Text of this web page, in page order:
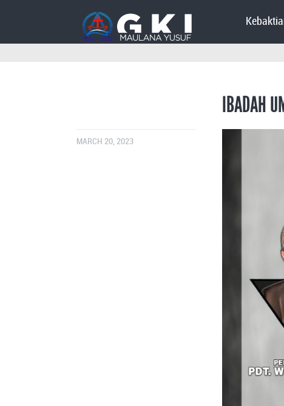
IBADAH
MARCH 20, 2023